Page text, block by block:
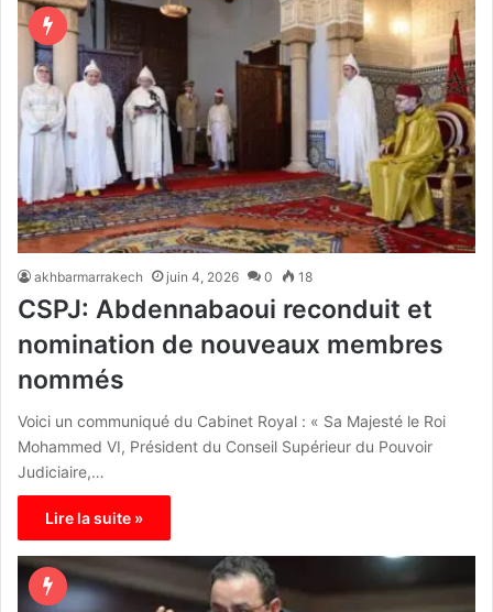
akhbarmarrakech juin 4, 2026 0 18
CSPJ: Abdennabaoui reconduit et
nomination de nouveaux membres
nommés
Voici un communiqué du Cabinet Royal : « Sa Majesté le Roi
Mohammed VI, Président du Conseil Supérieur du Pouvoir
Judiciaire,…
Lire la suite »